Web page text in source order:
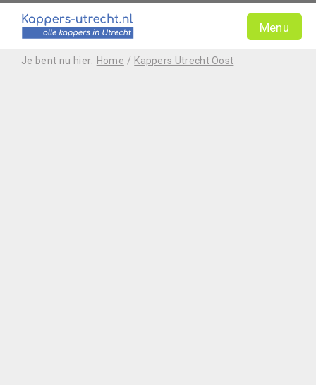
Menu
Je bent nu hier: Home / Kappers Utrecht Oost